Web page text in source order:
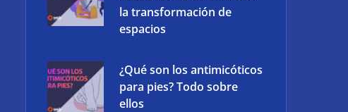
la transformación de
espacios
¿Qué son los antimicóticos
para pies? Todo sobre
ellos